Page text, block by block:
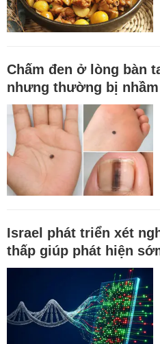
Chấm đen ở lòng bàn
nhưng thường bị
Israel phát triển xét
thấp giúp phát hiện